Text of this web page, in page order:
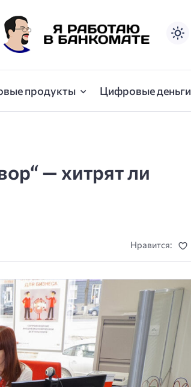
продукты Цифровые деньги
— хитрят ли
Нравится: